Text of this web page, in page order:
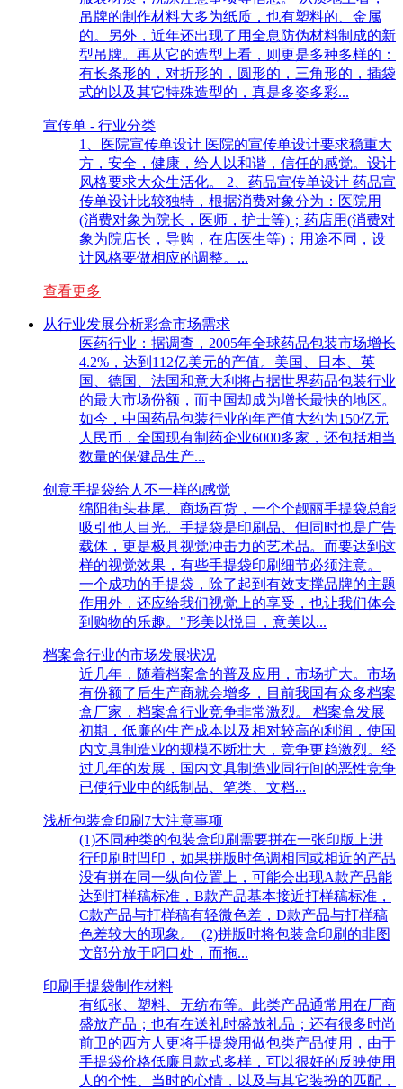
吊牌的制作材料大多为纸质，也有塑料的、金属
的。另外，近年还出现了用全息防伪材料制成的新
型吊牌。再从它的造型上看，则更是多种多样的：
有长条形的，对折形的，圆形的，三角形的，插袋
式的以及其它特殊造型的，真是多姿多彩...
宣传单 - 行业分类
1、医院宣传单设计 医院的宣传单设计要求稳重大
方，安全，健康，给人以和谐，信任的感觉。设计
风格要求大众生活化。 2、药品宣传单设计 药品宣
传单设计比较独特，根据消费对象分为：医院用
(消费对象为院长，医师，护士等)；药店用(消费对
象为院店长，导购，在店医生等)；用途不同，设
计风格要做相应的调整。...
查看更多
从行业发展分析彩盒市场需求
医药行业：据调查，2005年全球药品包装市场增长
4.2%，达到112亿美元的产值。美国、日本、英
国、德国、法国和意大利将占据世界药品包装行业
的最大市场份额，而中国却成为增长最快的地区。
如今，中国药品包装行业的年产值大约为150亿元
人民币，全国现有制药企业6000多家，还包括相当
数量的保健品生产...
创意手提袋给人不一样的感觉
绵阳街头巷尾、商场百货，一个个靓丽手提袋总能
吸引他人目光。手提袋是印刷品、但同时也是广告
载体，更是极具视觉冲击力的艺术品。而要达到这
样的视觉效果，有些手提袋印刷细节必须注意。
一个成功的手提袋，除了起到有效支撑品牌的主题
作用外，还应给我们视觉上的享受，也让我们体会
到购物的乐趣。"形美以悦目，意美以...
档案盒行业的市场发展状况
近几年，随着档案盒的普及应用，市场扩大。市场
有份额了后生产商就会增多，目前我国有众多档案
盒厂家，档案盒行业竞争非常激烈。 档案盒发展
初期，低廉的生产成本以及相对较高的利润，使国
内文具制造业的规模不断壮大，竞争更趋激烈。经
过几年的发展，国内文具制造业同行间的恶性竞争
已使行业中的纸制品、笔类、文档...
浅析包装盒印刷7大注意事项
(1)不同种类的包装盒印刷需要拼在一张印版上进
行印刷时凹印，如果拼版时色调相同或相近的产品
没有拼在同一纵向位置上，可能会出现A款产品能
达到打样稿标准，B款产品基本接近打样稿标准，
C款产品与打样稿有轻微色差，D款产品与打样稿
色差较大的现象。 (2)拼版时将包装盒印刷的非图
文部分放于叼口处，而拖...
印刷手提袋制作材料
有纸张、塑料、无纺布等。此类产品通常用在厂商
盛放产品；也有在送礼时盛放礼品；还有很多时尚
前卫的西方人更将手提袋用做包类产品使用，由于
手提袋价格低廉且款式多样，可以很好的反映使用
人的个性、当时的心情，以及与其它装扮的匹配，